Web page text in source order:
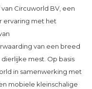
Circuworld BV, een
ervaring met het
van een breed
mest. Op basis
in samenwerking met
mobiele kleinschalige